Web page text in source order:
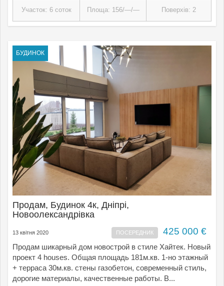
Участок: 6 соток Площа: 156/—/— Поверхів: 2
БУДИНОК
Продам, Будинок 4к, Дніпрі,
Новоолександрівка
13 квітня 2020 ПОСЕРЕДНИК 425 000 €
Продам шикарный дом новострой в стиле Хайтек. Новый
проект 4 houses. Общая площадь 181м.кв. 1-но этажный
+ терраса 30м.кв. стены газобетон, современный стиль,
дорогие материалы, качественные работы. В...